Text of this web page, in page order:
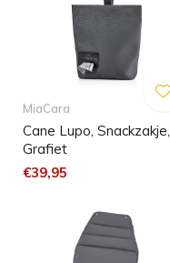
MiaCara
Cane Lupo, Snackzakje,
Grafiet
€39,95